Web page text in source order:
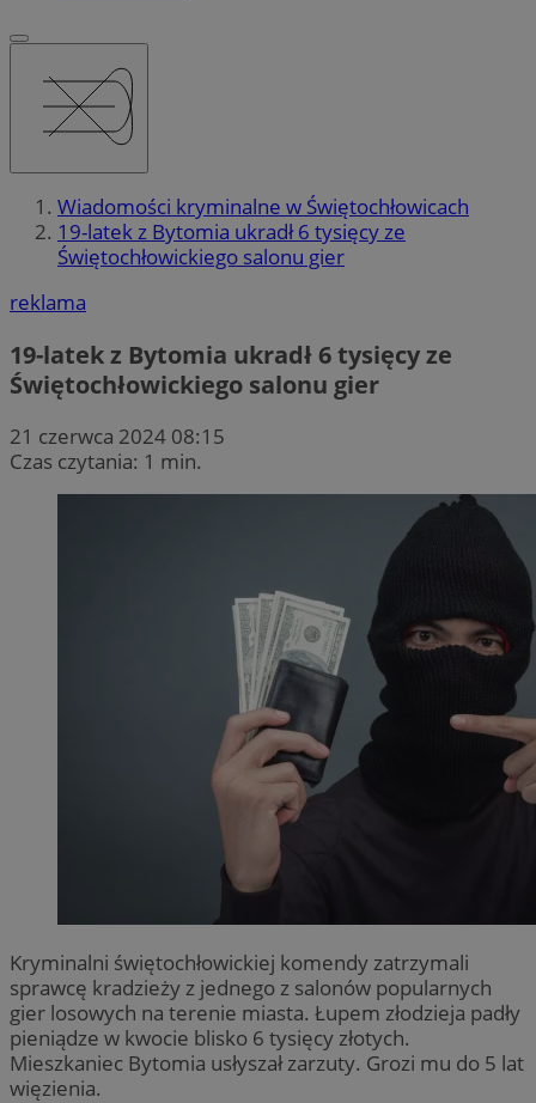
Wiadomości kryminalne w Świętochłowicach
19-latek z Bytomia ukradł 6 tysięcy ze
Świętochłowickiego salonu gier
reklama
19-latek z Bytomia ukradł 6 tysięcy ze
Świętochłowickiego salonu gier
21 czerwca 2024 08:15
Czas czytania: 1 min.
Kryminalni świętochłowickiej komendy zatrzymali
sprawcę kradzieży z jednego z salonów popularnych
gier losowych na terenie miasta. Łupem złodzieja padły
pieniądze w kwocie blisko 6 tysięcy złotych.
Mieszkaniec Bytomia usłyszał zarzuty. Grozi mu do 5 lat
więzienia.